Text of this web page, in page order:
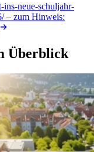
ins-neue-schuljahr-
– zum Hinweis:
Überblick